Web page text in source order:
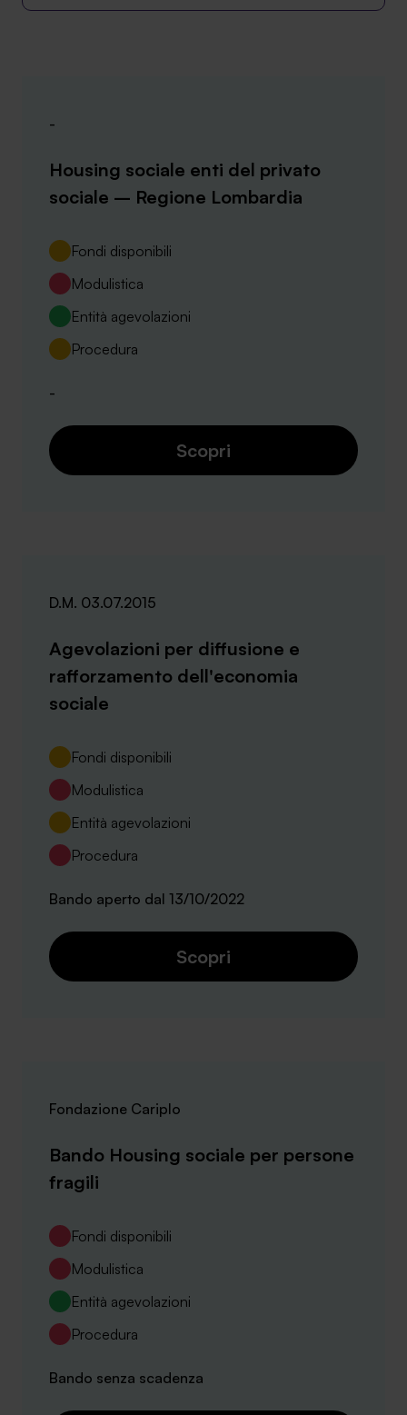
info@safinance.it
SA Finance Mediazione Creditizia Srl, società di mediazione creditizia iscritta
all'Oam n.M336
-
Housing sociale enti del privato
sociale – Regione Lombardia
Fondi disponibili
Modulistica
Entità agevolazioni
Procedura
-
Scopri
D.M. 03.07.2015
Agevolazioni per diffusione e
rafforzamento dell'economia
sociale
Fondi disponibili
Modulistica
Entità agevolazioni
Procedura
Bando aperto dal 13/10/2022
Scopri
Fondazione Cariplo
Bando Housing sociale per persone
fragili
Fondi disponibili
Modulistica
Entità agevolazioni
Procedura
Bando senza scadenza